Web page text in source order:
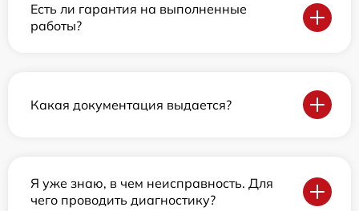
Есть ли гарантия на выполненные
работы?
Какая документация выдается?
Я уже знаю, в чем неисправность. Для
чего проводить диагностику?